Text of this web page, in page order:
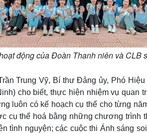
động của Đoàn Thanh niên và CLB
Trung Vỹ, Bí thư Đảng ủy, Phó
cho biết, thực hiện nhiệm vụ quan
luôn có kế hoạch cụ thể cho từng
cụ thể hoá bằng những chương trình
tình nguyện; các cuộc thi Ánh sáng